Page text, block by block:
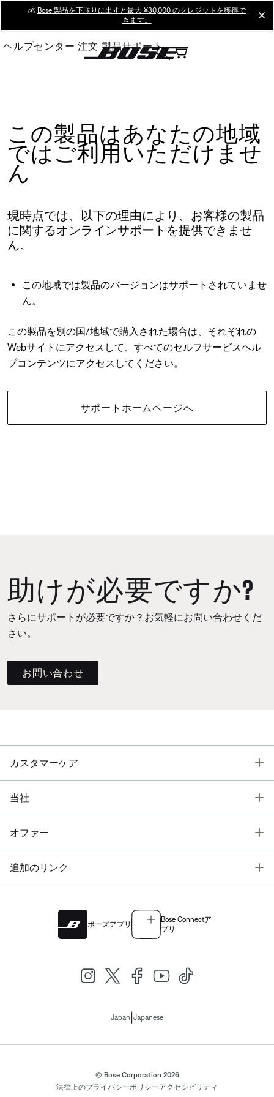
Main
💰 Bose 製品を下取りに出すと最大 ¥30,000 のクレジットを獲得で
きます。
ヘルプセンター 注文 製品サポート
この製品はあなたの地域
ではご利用いただけませ
ん
現時点では、以下の理由により、お客様の製品
に関するオンラインサポートを提供できませ
ん。
この地域では製品のバージョンはサポートされていませ
ん。
この製品を別の国/地域で購入された場合は、それぞれの
Webサイトにアクセスして、すべてのセルフサービスヘル
プコンテンツにアクセスしてください。
サポートホームページへ
助けが必要ですか?
さらにサポートが必要ですか？お気軽にお問い合わせくだ
さい。
お問い合わせ
カスタマーケア
当社
オファー
追加のリンク
ボーズアプリ
Bose Connectア
プリ
Japan Japanese
© Bose Corporation 2026
法律上のプライバシーポリシーアクセシビリティ